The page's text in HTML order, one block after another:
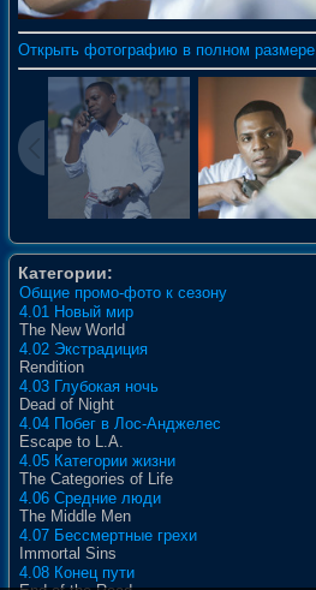
Открыть фотографию в полном размере
Категории:
Общие промо-фото к сезону
4.01 Новый мир
The New World
4.02 Экстрадиция
Rendition
4.03 Глубокая ночь
Dead of Night
4.04 Побег в Лос-Анджелес
Escape to L.A.
4.05 Категории жизни
The Categories of Life
4.06 Средние люди
The Middle Men
4.07 Бессмертные грехи
Immortal Sins
4.08 Конец пути